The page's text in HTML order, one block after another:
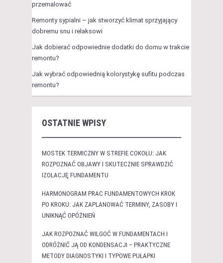
przemalować
Remonty sypialni – jak stworzyć klimat sprzyjający
dobremu snu i relaksowi
Jak dobierać odpowiednie dodatki do domu w trakcie
remontu?
Jak wybrać odpowiednią kolorystykę sufitu podczas
remontu?
OSTATNIE WPISY
MOSTEK TERMICZNY W STREFIE COKOŁU: JAK
ROZPOZNAĆ OBJAWY I SKUTECZNIE SPRAWDZIĆ
IZOLACJĘ FUNDAMENTU
HARMONOGRAM PRAC FUNDAMENTOWYCH KROK
PO KROKU: JAK ZAPLANOWAĆ TERMINY, ZASOBY I
UNIKNĄĆ OPÓŹNIEŃ
JAK ROZPOZNAĆ WILGOĆ W FUNDAMENTACH I
ODRÓŻNIĆ JĄ OD KONDENSACJI – PRAKTYCZNE
METODY DIAGNOSTYKI I TYPOWE PUŁAPKI